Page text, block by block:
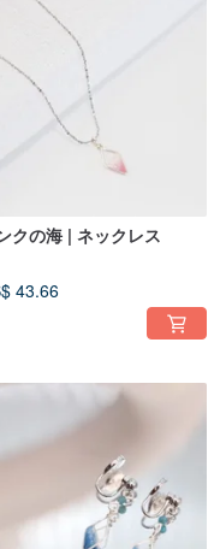
クの海 | ネックレス
43.66